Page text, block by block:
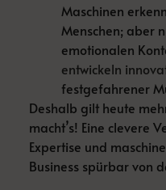
Maschinen
Menschen; aber
emotionalen
entwickeln
festgefahrener
Deshalb gilt heute
macht’s! Eine clevere
Expertise und
Business spürbar von